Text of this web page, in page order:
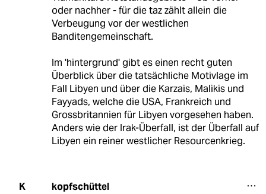
oder nachher - für die taz zählt allein die
Verbeugung vor der westlichen
Banditengemeinschaft.
Im 'hintergrund' gibt es einen recht guten
Überblick über die tatsächliche Motivlage im
Fall Libyen und über die Karzais, Malikis und
Fayyads, welche die USA, Frankreich und
Grossbritannien für Libyen vorgesehen haben.
Anders wie der Irak-Überfall, ist der Überfall auf
Libyen ein reiner westlicher Resourcenkrieg.
K kopfschüttel